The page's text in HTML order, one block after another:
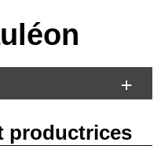
productrices